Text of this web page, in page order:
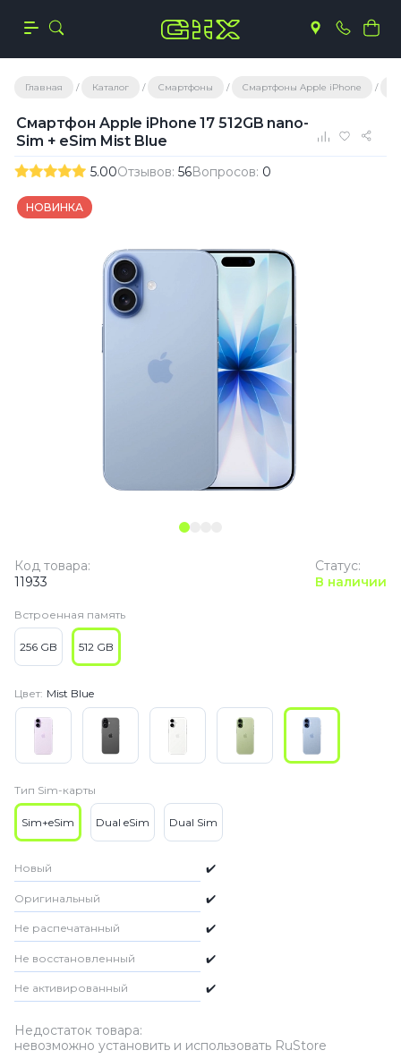
Главная Каталог Смартфоны Смартфоны Apple iPhone
Смартфон Apple iPhone 17 512GB nano-
Sim + eSim Mist Blue
5.00Отзывов: 56Вопросов: 0
НОВИНКА
Статус:
В наличии
Код товара:
11933
Встроенная память
256 GB 512 GB
Цвет: Mist Blue
Тип Sim-карты
Sim+eSim Dual eSim Dual Sim
Новый ✔️
Оригинальный ✔️
Не распечатанный ✔️
Не восстановленный ✔️
Не активированный ✔️
Недостаток товара:
невозможно установить и использовать RuStore